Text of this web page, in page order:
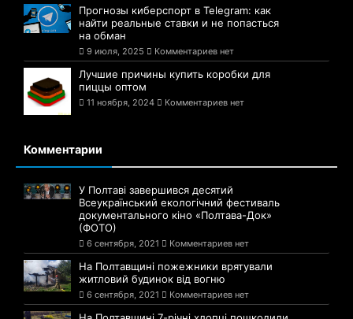
Прогнозы киберспорт в Telegram: как
найти реальные ставки и не попасться
на обман
9 июля, 2025 Комментариев нет
Лучшие причины купить коробки для
пиццы оптом
11 ноября, 2024 Комментариев нет
Комментарии
У Полтаві завершився десятий
Всеукраїнський екологічний фестиваль
документального кіно «Полтава-Док»
(ФОТО)
6 сентября, 2021 Комментариев нет
На Полтавщині пожежники врятували
житловий будинок від вогню
6 сентября, 2021 Комментариев нет